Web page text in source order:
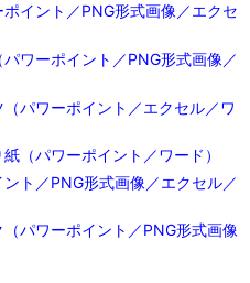
イント／PNG形式画像／エクセ
ワーポイント／PNG形式画像／
パワーポイント／エクセル／ワ
（パワーポイント／ワード）
ト／PNG形式画像／エクセル／
パワーポイント／PNG形式画像